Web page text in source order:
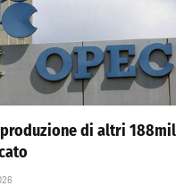
produzione di altri